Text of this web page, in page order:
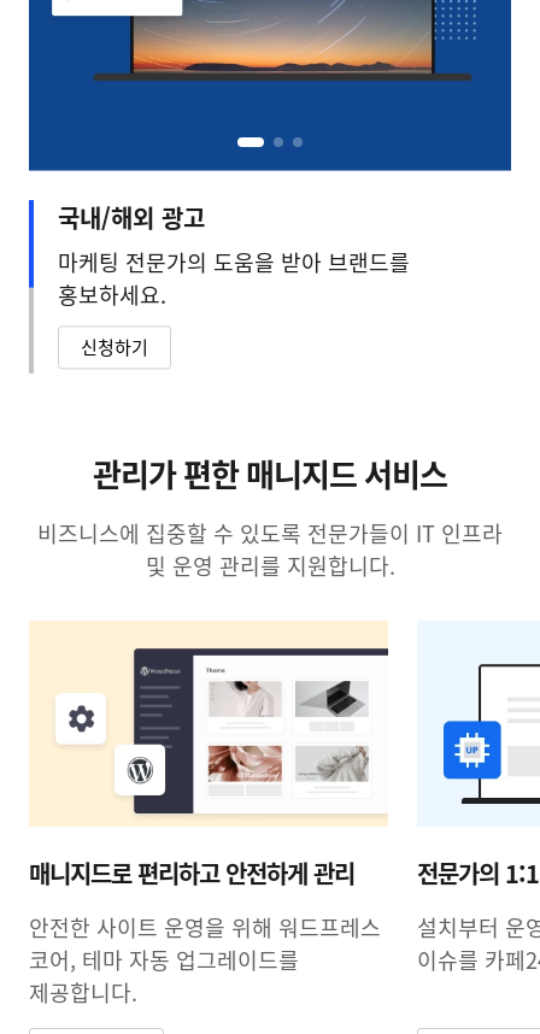
국내/해외 광고
마케팅 전문가의 도움을 받아 브랜드를
홍보하세요.
신청하기
관리가 편한 매니지드 서비스
비즈니스에 집중할 수 있도록 전문가들이 IT 인프라
및 운영 관리를 지원합니다.
매니지드로 편리하고 안전하게 관리
안전한 사이트 운영을 위해 워드프레스
코어, 테마 자동 업그레이드를
제공합니다.
전문가의
설치부터 운
이슈를 카페